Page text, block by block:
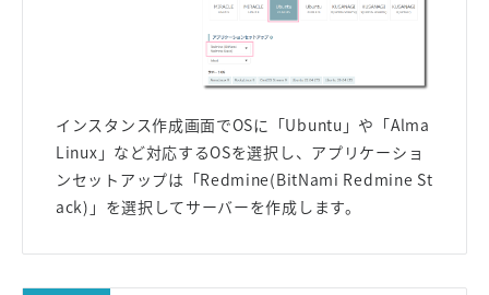
インスタンス作成画面でOSに「Ubuntu」や「Alma
Linux」など対応するOSを選択し、アプリケーショ
ンセットアップは「Redmine(BitNami Redmine St
ack)」を選択してサーバーを作成します。